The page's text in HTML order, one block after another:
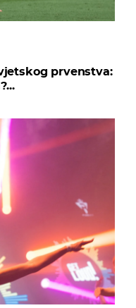
prvenstva: